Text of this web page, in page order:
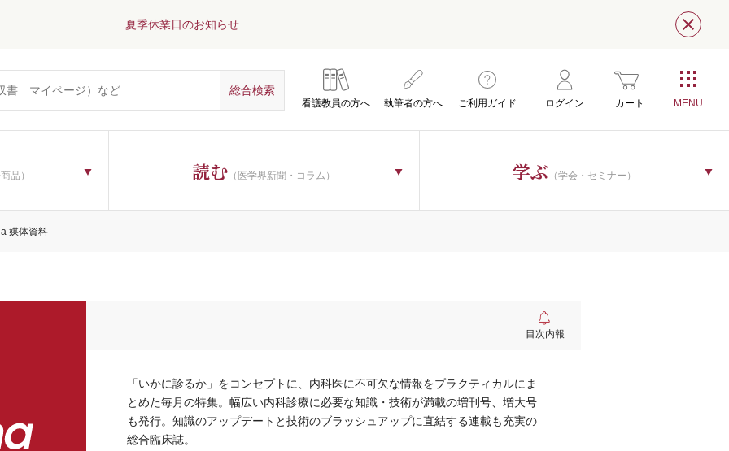
夏季休業日のお知らせ 閉じ
看護教員の方へ 執筆者の方へ ご利用ガイド ログイン カート
品） 読む （医学界新聞・コラム） 学ぶ （学会・セミナー）
媒体資料
目次内報
「いかに診るか」をコンセプトに、内科医に不可欠な情報をプラクティカルにま
とめた毎月の特集。幅広い内科診療に必要な知識・技術が満載の増刊号、増大号
も発行。知識のアップデートと技術のブラッシュアップに直結する連載も充実の
総合臨床誌。